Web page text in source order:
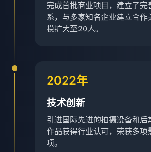
完成首批商业项目，建立了完
系，与多家知名企业建立合作
模扩大至20人。
2022年
技术创新
引进国际先进的拍摄设备和后
作品获得行业认可，荣获多项
项。